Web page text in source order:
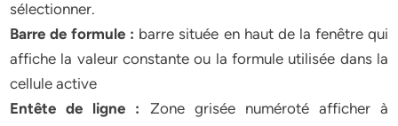
sélectionner.
Barre de formule : barre située en haut de la fenêtre qui
affiche la valeur constante ou la formule utilisée dans la
cellule active
Entête de ligne : Zone grisée numéroté afficher à